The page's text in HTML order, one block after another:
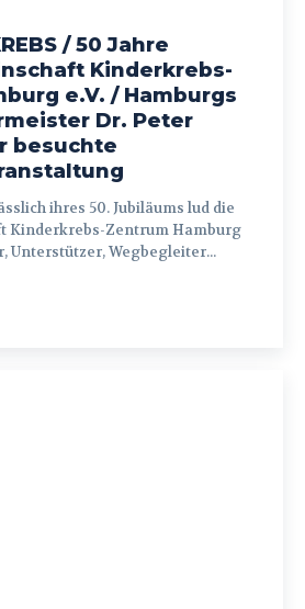
/ 50 Jahre
Kinderkrebs-
e.V. / Hamburgs
Dr. Peter
besuchte
Kinderkrebs-Zentrum Hamburg
Unterstützer, Wegbegleiter...